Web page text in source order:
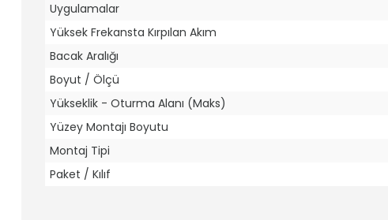
Uygulamalar
Yüksek Frekansta Kırpılan Akım
Bacak Aralığı
Boyut / Ölçü
Yükseklik - Oturma Alanı (Maks)
Yüzey Montajı Boyutu
Montaj Tipi
Paket / Kılıf